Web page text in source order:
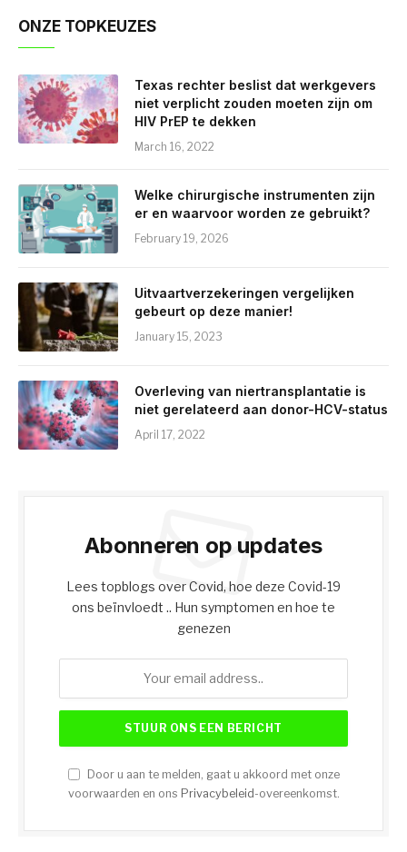
ONZE TOPKEUZES
Texas rechter beslist dat werkgevers
niet verplicht zouden moeten zijn om
HIV PrEP te dekken
March 16, 2022
Welke chirurgische instrumenten zijn
er en waarvoor worden ze gebruikt?
February 19, 2026
Uitvaartverzekeringen vergelijken
gebeurt op deze manier!
January 15, 2023
Overleving van niertransplantatie is
niet gerelateerd aan donor-HCV-status
April 17, 2022
Abonneren op updates
Lees topblogs over Covid, hoe deze Covid-19
ons beïnvloedt .. Hun symptomen en hoe te
genezen
Door u aan te melden, gaat u akkoord met onze
voorwaarden en ons Privacybeleid-overeenkomst.